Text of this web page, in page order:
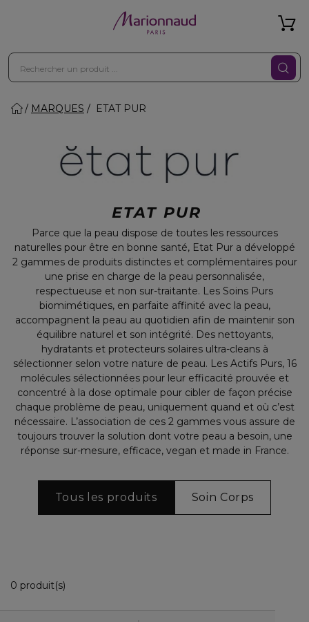
MARQUES ETAT PUR
ETAT PUR
Parce que la peau dispose de toutes les ressources
naturelles pour être en bonne santé, Etat Pur a développé
2 gammes de produits distinctes et complémentaires pour
une prise en charge de la peau personnalisée,
respectueuse et non sur-traitante. Les Soins Purs
biomimétiques, en parfaite affinité avec la peau,
accompagnent la peau au quotidien afin de maintenir son
équilibre naturel et son intégrité. Des nettoyants,
hydratants et protecteurs solaires ultra-cleans à
sélectionner selon votre nature de peau. Les Actifs Purs, 16
molécules sélectionnées pour leur efficacité prouvée et
concentré à la dose optimale pour cibler de façon précise
chaque problème de peau, uniquement quand et où c’est
nécessaire. L’association de ces 2 gammes vous assure de
toujours trouver la solution dont votre peau a besoin, une
réponse sur-mesure, efficace, vegan et made in France.
Tous les produits Soin Corps
0 produit(s)